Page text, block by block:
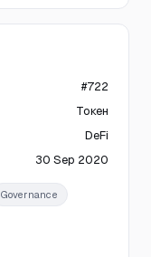
#722
Токен
DeFi
30 Sep 2020
Governance